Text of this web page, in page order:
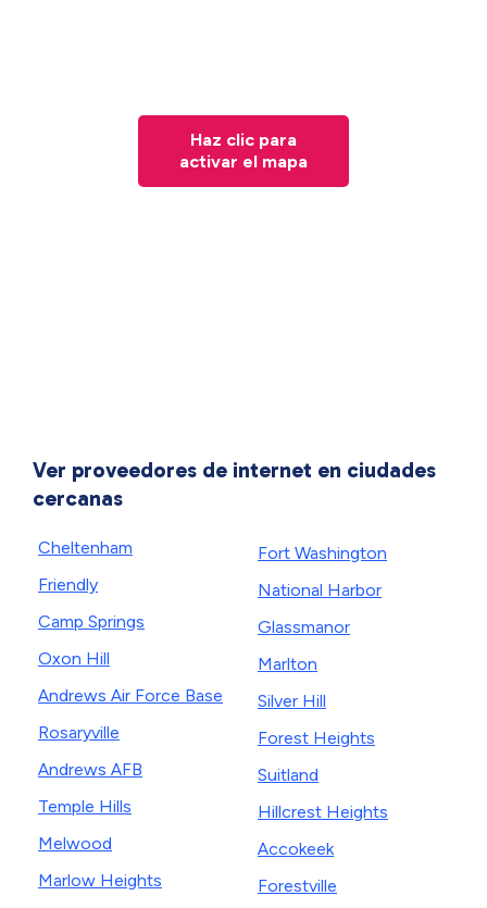
Haz clic para
activar el mapa
Ver proveedores de internet en ciudades
cercanas
Cheltenham
Friendly
Camp Springs
Oxon Hill
Andrews Air Force Base
Rosaryville
Andrews AFB
Temple Hills
Melwood
Marlow Heights
Fort Washington
National Harbor
Glassmanor
Marlton
Silver Hill
Forest Heights
Suitland
Hillcrest Heights
Accokeek
Forestville